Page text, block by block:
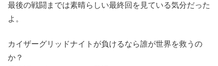
最後の戦闘までは素晴らしい最終回を見ている気分だった
よ。
カイザーグリッドナイトが負けるなら誰が世界を救うの
か？